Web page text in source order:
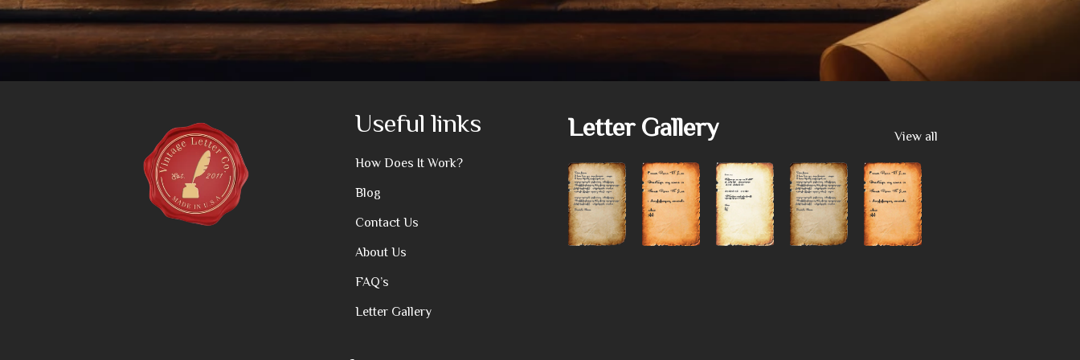
Useful links
How Does It Work?
Blog
Contact Us
About Us
FAQ’s
Letter Gallery
Letter Gallery View all